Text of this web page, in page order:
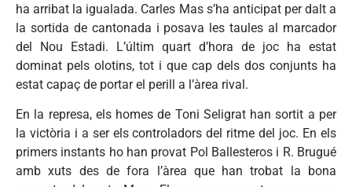
ha arribat la igualada. Carles Mas s’ha anticipat per dalt a
la sortida de cantonada i posava les taules al marcador
del Nou Estadi. L’últim quart d’hora de joc ha estat
dominat pels olotins, tot i que cap dels dos conjunts ha
estat capaç de portar el perill a l’àrea rival.
En la represa, els homes de Toni Seligrat han sortit a per
la victòria i a ser els controladors del ritme del joc. En els
primers instants ho han provat Pol Ballesteros i R. Brugué
amb xuts des de fora l’àrea que han trobat la bona